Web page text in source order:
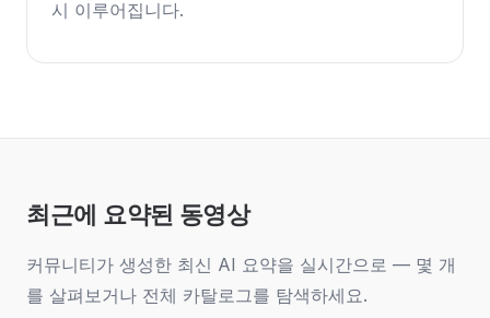
시 이루어집니다.
최근에 요약된 동영상
커뮤니티가 생성한 최신 AI 요약을 실시간으로 — 몇 개
를 살펴보거나 전체 카탈로그를 탐색하세요.